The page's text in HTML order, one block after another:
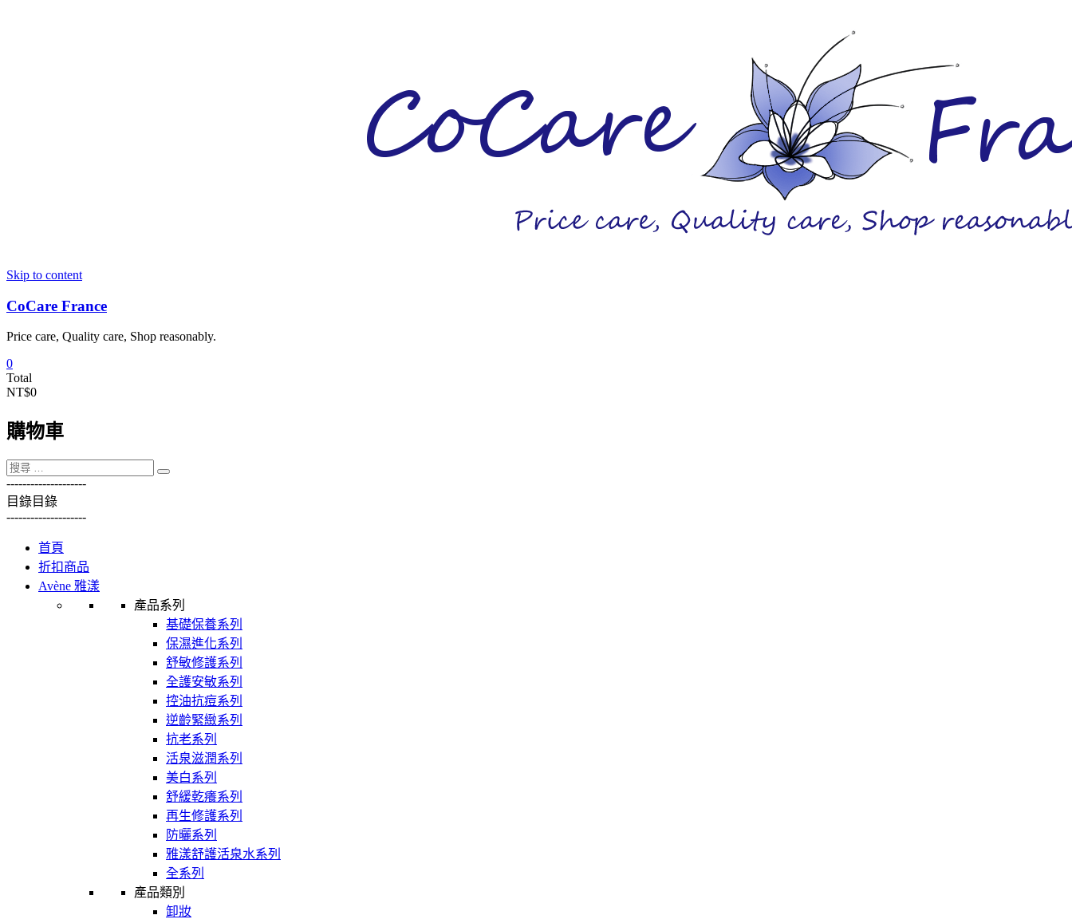
Skip to content
CoCare France
Price care, Quality care, Shop reasonably.
0
Total
NT$0
購物車
--------------------
目錄目錄
--------------------
首頁
折扣商品
Avène 雅漾
產品系列
基礎保養系列
保濕進化系列
舒敏修護系列
全護安敏系列
控油抗痘系列
逆齡緊緻系列
抗老系列
活泉滋潤系列
美白系列
舒緩乾癢系列
再生修護系列
防曬系列
雅漾舒護活泉水系列
全系列
產品類別
卸妝